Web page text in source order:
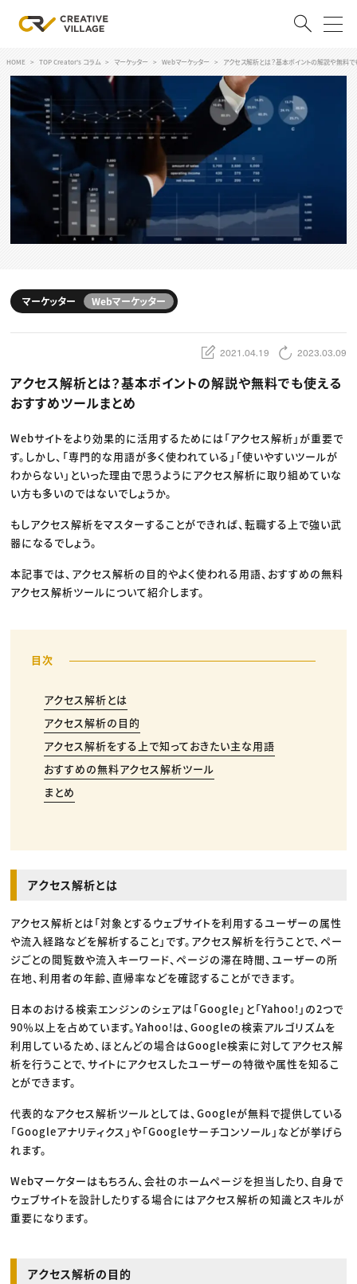
会員登録
RECRUIT
クリエイター求人を探す
CREATIVE JOB求人検索
特集求人
採用説明会
スキルアップしたい！
デザイン
編集・ライティング
マーケティング
ディレクション
業界解説・キャリア事情
TOP Creator’s コラム
Webクリエイター
アプリクリエイター
ゲームクリエイター
映像クリエイター
クリエイターインタビュー
C＆R Magazine
セミナー
ニュース・トレンド トップ
Web
映像
ゲーム・エンタメ
広告
CREATIVE VILLAGEからのお知らせ
HOME TOP Creator's コラム マーケッター Webマーケッター アクセス解析とは？基本ポイントの解説や無料
マーケッター Webマーケッター
2021.04.19 2023.03.09
アクセス解析とは？基本ポイントの解説や無料でも使える
おすすめツールまとめ
Webサイトをより効果的に活用するためには「アクセス解析」が重要で
す。しかし、「専門的な用語が多く使われている」「使いやすいツールが
わからない」といった理由で思うようにアクセス解析に取り組めていな
い方も多いのではないでしょうか。
もしアクセス解析をマスターすることができれば、転職する上で強い武
器になるでしょう。
本記事では、アクセス解析の目的やよく使われる用語、おすすめの無料
アクセス解析ツールについて紹介します。
アクセス解析とは
アクセス解析の目的
アクセス解析をする上で知っておきたい主な用語
おすすめの無料アクセス解析ツール
まとめ
アクセス解析とは
アクセス解析とは「対象とするウェブサイトを利用するユーザーの属性
や流入経路などを解析すること」です。アクセス解析を行うことで、ペー
ジごとの閲覧数や流入キーワード、ページの滞在時間、ユーザーの所
在地、利用者の年齢、直帰率などを確認することができます。
日本のおける検索エンジンのシェアは「Google」と「Yahoo!」の2つで
90％以上を占めています。Yahoo!は、Googleの検索アルゴリズムを
利用しているため、ほとんどの場合はGoogle検索に対してアクセス解
析を行うことで、サイトにアクセスしたユーザーの特徴や属性を知るこ
とができます。
代表的なアクセス解析ツールとしては、Googleが無料で提供している
「Googleアナリティクス」や「Googleサーチコンソール」などが挙げら
れます。
Webマーケターはもちろん、会社のホームページを担当したり、自身で
ウェブサイトを設計したりする場合にはアクセス解析の知識とスキルが
重要になります。
アクセス解析の目的